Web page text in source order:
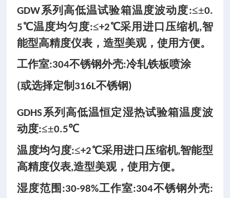
GDW系列高低温试验箱温度波动度:≤±0.
5℃温度均匀度:≤+2℃采用进口压缩机,智
能型高精度仪表，造型美观，使用方便。
工作室:304不锈钢外壳:冷轧铁板喷涂
(或选择定制 316L不锈钢)
GDHS系列 高低温恒定湿热试验箱温度波
动度:≤±0.5℃
温度均匀度:≤+2℃采用进口压缩机,智能型
高精度仪表,造型美观，使用方便。
湿度范围 :30-98%工作室:304不锈钢外壳: